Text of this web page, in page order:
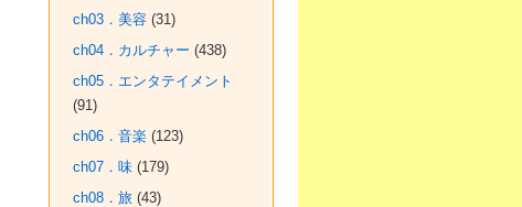
ch03．美容(31)
ch04．カルチャー (438)
ch05．エンタテイメント
(91)
ch06．音楽(123)
ch07．味(179)
ch08．旅(43)